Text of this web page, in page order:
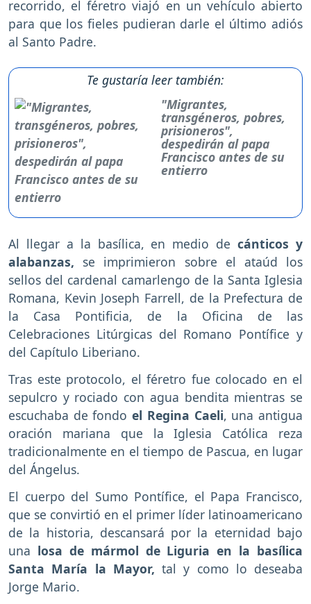
recorrido, el féretro viajó en un vehículo abierto
para que los fieles pudieran darle el último adiós
al Santo Padre.
Te gustaría leer también:
"Migrantes,
transgéneros, pobres,
prisioneros",
despedirán al papa
Francisco antes de su
entierro
Al llegar a la basílica, en medio decánticos y
alabanzas, se imprimieron sobre el ataúd los
sellos del cardenal camarlengo de la Santa Iglesia
Romana, Kevin Joseph Farrell, de la Prefectura de
la Casa Pontificia, de la Oficina de las
Celebraciones Litúrgicas del Romano Pontífice y
del Capítulo Liberiano.
Tras este protocolo, el féretro fue colocado en el
sepulcro y rociado con agua bendita mientras se
escuchaba de fondoel Regina Caeli, una antigua
oración mariana que la Iglesia Católica reza
tradicionalmente en el tiempo de Pascua, en lugar
del Ángelus.
El cuerpo del Sumo Pontífice, el Papa Francisco,
que se convirtió en el primer líder latinoamericano
de la historia, descansará por la eternidad bajo
una losa de mármol de Liguria en la basílica
Santa María la Mayor, tal y como lo deseaba
Jorge Mario.